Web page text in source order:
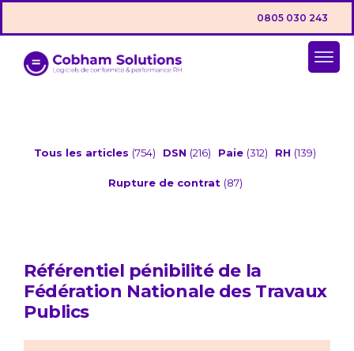
0805 030 243
Tous les articles (754) DSN (216) Paie (312) RH (139)
Rupture de contrat (87)
Référentiel pénibilité de la
Fédération Nationale des Travaux
Publics